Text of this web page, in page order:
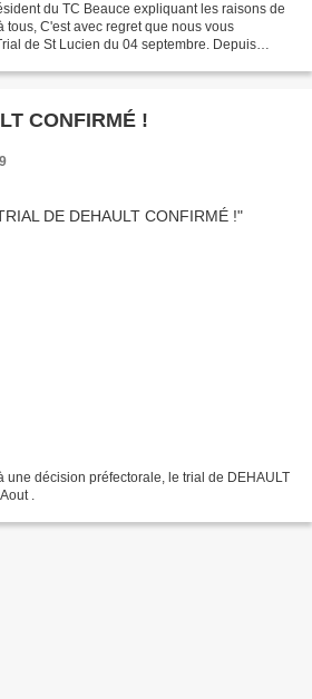
du TC Beauce expliquant les raisons de
tous, C'est avec regret que nous vous
de St Lucien du 04 septembre. Depuis
CONFIRMÉ !
une décision préfectorale, le trial de DEHAULT
.